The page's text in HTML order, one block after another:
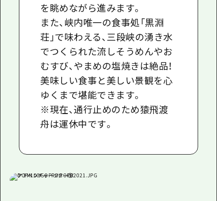
を眺めながら進みます。
また、峡内唯一の食事処「黒淵
荘」で味わえる、三段峡の湧き水
でつくられた流しそうめんやお
むすび、やまめの塩焼きは絶品！
美味しい食事と美しい景観を心
ゆくまで堪能できます。
※現在、通行止めのため猿飛渡
舟は運休中です。